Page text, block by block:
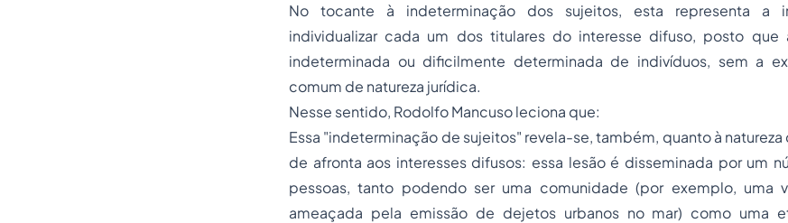
No tocante à indeterminação dos sujeitos, esta representa a
individualizar cada um dos titulares do interesse difuso, posto que
indeterminada ou dificilmente determinada de indivíduos, sem a
comum de natureza jurídica.
Nesse sentido, Rodolfo Mancuso leciona que:
Essa "indeterminação de sujeitos" revela-se, também, quanto à
de afronta aos interesses difusos: essa lesão é disseminada por um
pessoas, tanto podendo ser uma comunidade (por exemplo, uma
ameaçada pela emissão de dejetos urbanos no mar) como uma